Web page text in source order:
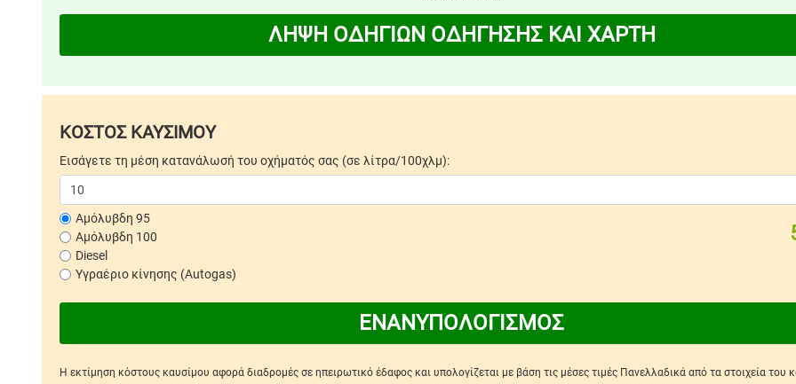
ΛΗΨΗ ΟΔΗΓΙΩΝ ΟΔΗΓΗΣΗΣ ΚΑΙ ΧΑΡΤΗ
ΚΟΣΤΟΣ ΚΑΥΣΙΜΟΥ
Εισάγετε τη μέση κατανάλωσή του οχήματός σας (σε λίτρα/100χλμ):
Αμόλυβδη 95
Αμόλυβδη 100
Diesel
Υγραέριο κίνησης (Autogas)
ΕΝΑΝΥΠΟΛΟΓΙΣΜΟΣ
Η εκτίμηση κόστους καυσίμου αφορά διαδρομές σε ηπειρωτικό έδαφος και υπολογίζεται με βάση τις μέσες τιμές Πανελλαδικά από τα στοιχεία του